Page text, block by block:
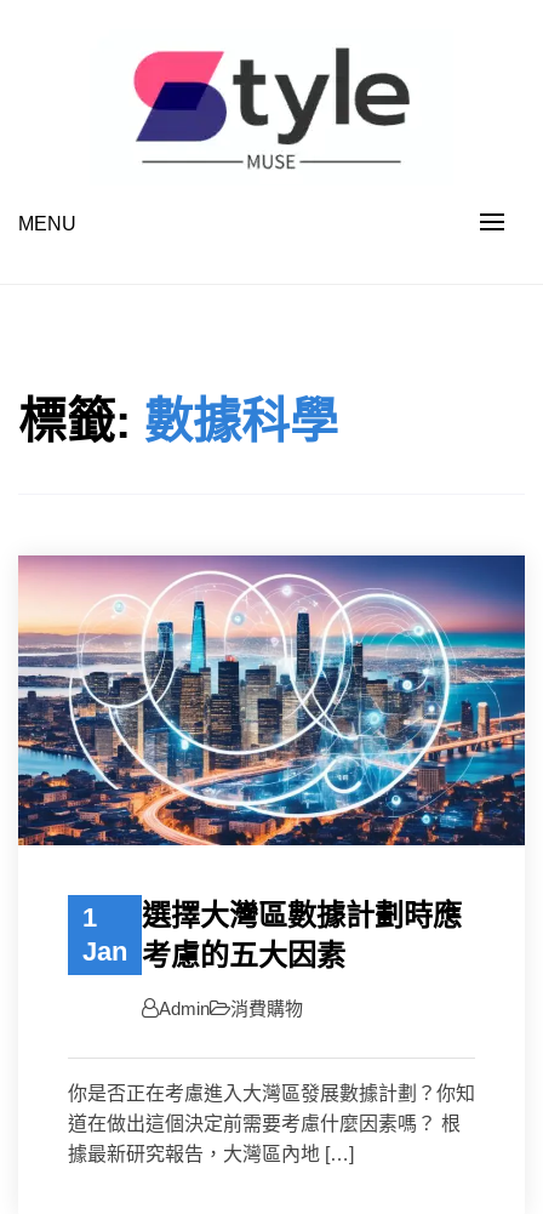
STYLE MUSE
MENU
標籤: 數據科學
1
Jan
選擇大灣區數據計劃時應
考慮的五大因素
Admin 消費購物
你是否正在考慮進入大灣區發展數據計劃？你知
道在做出這個決定前需要考慮什麼因素嗎？ 根
據最新研究報告，大灣區內地 […]